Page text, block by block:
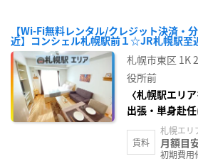
【Wi-Fi無料レンタル/クレジット決済・
近】コンシェル札幌駅前１☆JR札幌駅至
札幌市東区 1K
役所前
〈札幌駅エリ
出張・単身赴
賃料
札幌エリ
月額目
初期費用